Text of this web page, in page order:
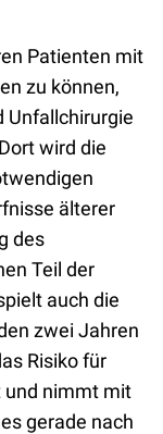
Patienten mit
zu können,
Unfallchirurgie
wird die
älterer
des
Teil der
auch die
zwei Jahren
Risiko für
und nimmt mit
gerade nach